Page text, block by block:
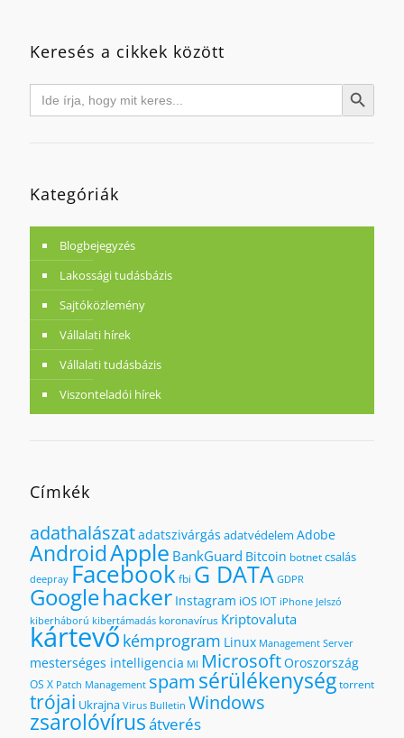
Keresés a cikkek között
Search
for: Search Button
Kategóriák
Blogbejegyzés
Lakossági tudásbázis
Sajtóközlemény
Vállalati hírek
Vállalati tudásbázis
Viszonteladói hírek
Címkék
adathalászatadatszivárgás adatvédelem Adobe
AndroidApple BankGuard Bitcoin botnetcsalás
deepray Facebookfbi G DATA GDPR
Googlehacker Instagram iOS IOT iPhone Jelszó
kiberháború kibertámadás koronavírus Kriptovaluta
kártevő kémprogram Linux Management Server
mesterséges intelligencia MI MicrosoftOroszország
OS X Patch Management spam sérülékenységtorrent
trójai Ukrajna Virus Bulletin Windows
zsarolóvírusátverés